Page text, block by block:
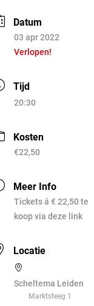
Datum
03 apr 2022
Verlopen!
Tijd
20:30
Kosten
€22,50
Meer Info
Tickets á € 22,50 te
koop via deze link
Locatie
Scheltema Leiden
Marktsteeg 1